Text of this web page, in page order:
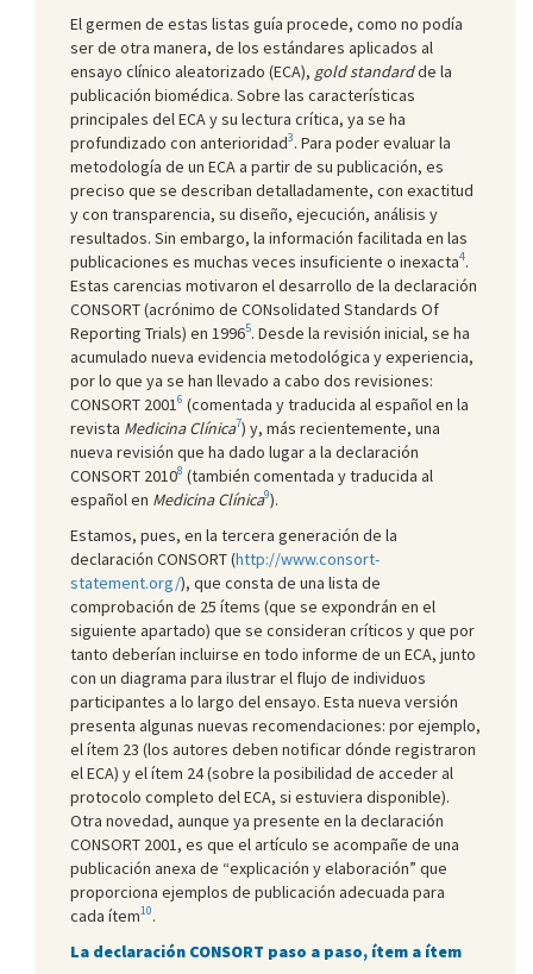
El germen de estas listas guía procede, como no podía
ser de otra manera, de los estándares aplicados al
ensayo clínico aleatorizado (ECA), gold standardde la
publicación biomédica. Sobre las características
principales del ECA y su lectura crítica, ya se ha
profundizado con anterioridad3. Para poder evaluar la
metodología de un ECA a partir de su publicación, es
preciso que se describan detalladamente, con exactitud
y con transparencia, su diseño, ejecución, análisis y
resultados. Sin embargo, la información facilitada en las
publicaciones es muchas veces insuficiente o inexacta4.
Estas carencias motivaron el desarrollo de la declaración
CONSORT (acrónimo de CONsolidated Standards Of
Reporting Trials) en 19965. Desde la revisión inicial, se ha
acumulado nueva evidencia metodológica y experiencia,
por lo que ya se han llevado a cabo dos revisiones:
CONSORT 2001 6 (comentada y traducida al español en la
revista Medicina Clínica7) y, más recientemente, una
nueva revisión que ha dado lugar a la declaración
CONSORT 20108 (también comentada y traducida al
español en Medicina Clínica9).
Estamos, pues, en la tercera generación de la
declaración CONSORT (http://www.consort-
statement.org/), que consta de una lista de
comprobación de 25 ítems (que se expondrán en el
siguiente apartado) que se consideran críticos y que por
tanto deberían incluirse en todo informe de un ECA, junto
con un diagrama para ilustrar el flujo de individuos
participantes a lo largo del ensayo. Esta nueva versión
presenta algunas nuevas recomendaciones: por ejemplo,
el ítem 23 (los autores deben notificar dónde registraron
el ECA) y el ítem 24 (sobre la posibilidad de acceder al
protocolo completo del ECA, si estuviera disponible).
Otra novedad, aunque ya presente en la declaración
CONSORT 2001, es que el artículo se acompañe de una
publicación anexa de “explicación y elaboración” que
proporciona ejemplos de publicación adecuada para
cada ítem10.
La declaración CONSORT paso a paso, ítem a ítem